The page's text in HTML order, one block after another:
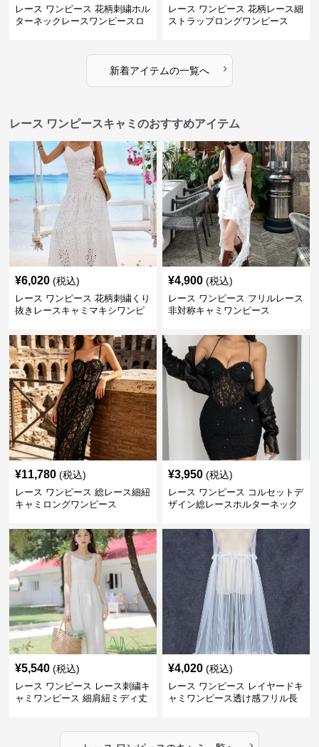
レース ワンピース 花柄刺繍ホル
ターネックレースワンピースロ
レース ワンピース 花柄レース細
ストラップロングワンピース
新着アイテムの一覧へ ›
レース ワンピースキャミのおすすめアイテム
¥6,020 (税込)
レース ワンピース 花柄刺繍くり
抜きレースキャミマキシワンピ
¥4,900 (税込)
レース ワンピース フリルレース
非対称キャミワンピース
¥11,780 (税込)
レース ワンピース 総レース細紐
キャミロングワンピース
¥3,950 (税込)
レース ワンピース コルセットデ
ザイン総レースホルターネック
¥5,540 (税込)
レース ワンピース レース刺繍キ
ャミワンピース 細肩紐ミディ丈
¥4,020 (税込)
レース ワンピース レイヤードキ
ャミワンピース透け感フリル長